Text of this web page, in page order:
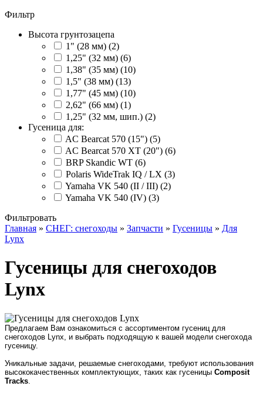
Фильтр
Высота грунтозацепа
1" (28 мм) (2)
1,25" (32 мм) (6)
1,38" (35 мм) (10)
1,5" (38 мм) (13)
1,77" (45 мм) (10)
2,62" (66 мм) (1)
1,25" (32 мм, шип.) (2)
Гусеница для:
AC Bearcat 570 (15") (5)
AC Bearcat 570 XT (20") (6)
BRP Skandic WT (6)
Polaris WideTrak IQ / LX (3)
Yamaha VK 540 (II / III) (2)
Yamaha VK 540 (IV) (3)
Фильтровать
Главная » СНЕГ: снегоходы » Запчасти » Гусеницы » Для
Lynx
Гусеницы для снегоходов
Lynx
Предлагаем Вам ознакомиться с ассортиментом гусениц для
снегоходов Lynx, и выбрать подходящую к вашей модели снегохода
гусеницу.
Уникальные задачи, решаемые снегоходами, требуют использования
высококачественных комплектующих, таких как гусеницы Composit
Tracks